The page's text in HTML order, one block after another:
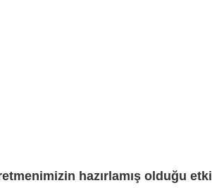
hazırlamış olduğu